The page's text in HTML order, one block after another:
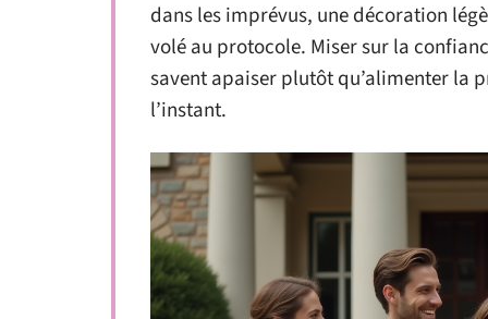
dans les imprévus, une décoration
volé au protocole. Miser sur la
savent apaiser plutôt qu’alimenter la
l’instant.